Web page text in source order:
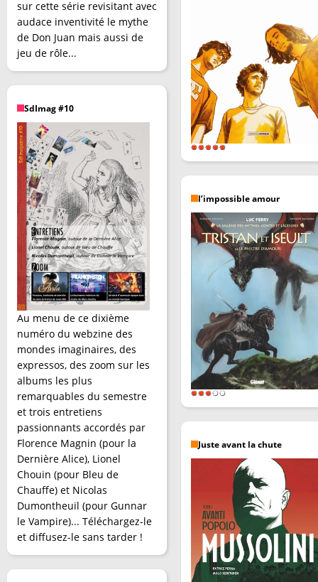
sur cette série revisitant avec
audace inventivité le mythe
de Don Juan mais aussi de
jeu de rôle...
SdImag #10
Au menu de ce dixième
numéro du webzine des
mondes imaginaires, des
expressos, des zoom sur les
albums les plus
remarquables du semestre
et trois entretiens
passionnants accordés par
Florence Magnin (pour la
Dernière Alice), Lionel
Chouin (pour Bleu de
Chauffe) et Nicolas
Dumontheuil (pour Gunnar
le Vampire)... Téléchargez-le
et diffusez-le sans tarder !
l’impossible amour
Juste avant la chute